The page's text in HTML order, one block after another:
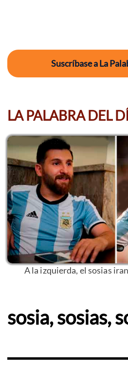
Suscríbase a La
LA PALABRA DEL
A la izquierda, el sosias
sosia, sosias,